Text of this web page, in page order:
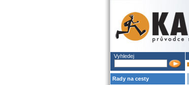
Vyhledej
Rady na cesty